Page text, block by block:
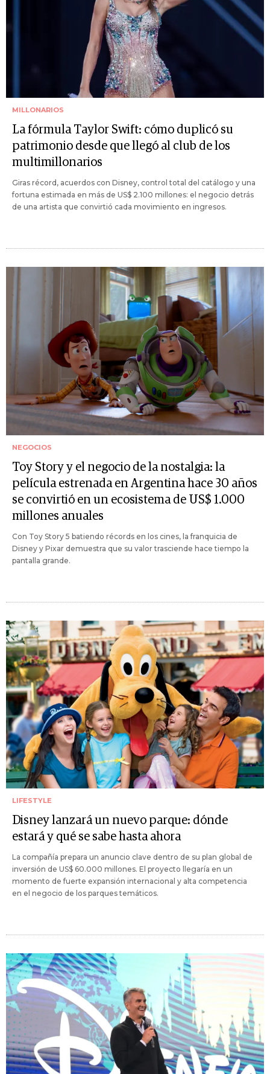
MILLONARIOS
La fórmula Taylor Swift: cómo duplicó su
patrimonio desde que llegó al club de los
multimillonarios
Giras récord, acuerdos con Disney, control total del catálogo y una
fortuna estimada en más de US$ 2.100 millones: el negocio detrás
de una artista que convirtió cada movimiento en ingresos.
NEGOCIOS
Toy Story y el negocio de la nostalgia: la
película estrenada en Argentina hace 30 años
se convirtió en un ecosistema de US$ 1.000
millones anuales
Con Toy Story 5 batiendo récords en los cines, la franquicia de
Disney y Pixar demuestra que su valor trasciende hace tiempo la
pantalla grande.
LIFESTYLE
Disney lanzará un nuevo parque: dónde
estará y qué se sabe hasta ahora
La compañía prepara un anuncio clave dentro de su plan global de
inversión de US$ 60.000 millones. El proyecto llegaría en un
momento de fuerte expansión internacional y alta competencia
en el negocio de los parques temáticos.